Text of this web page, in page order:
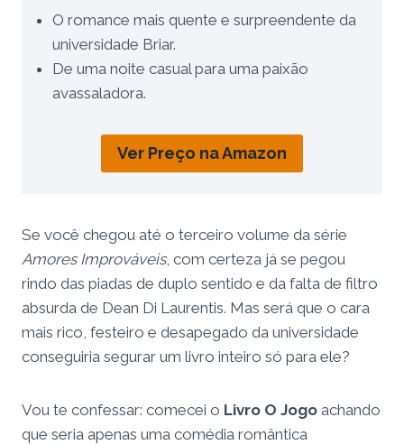
O romance mais quente e surpreendente da
universidade Briar.
De uma noite casual para uma paixão
avassaladora.
Ver Preço na Amazon
Se você chegou até o terceiro volume da série
Amores Improváveis, com certeza já se pegou
rindo das piadas de duplo sentido e da falta de filtro
absurda de Dean Di Laurentis. Mas será que o cara
mais rico, festeiro e desapegado da universidade
conseguiria segurar um livro inteiro só para ele?
Vou te confessar: comecei o Livro O Jogo achando
que seria apenas uma comédia romântica